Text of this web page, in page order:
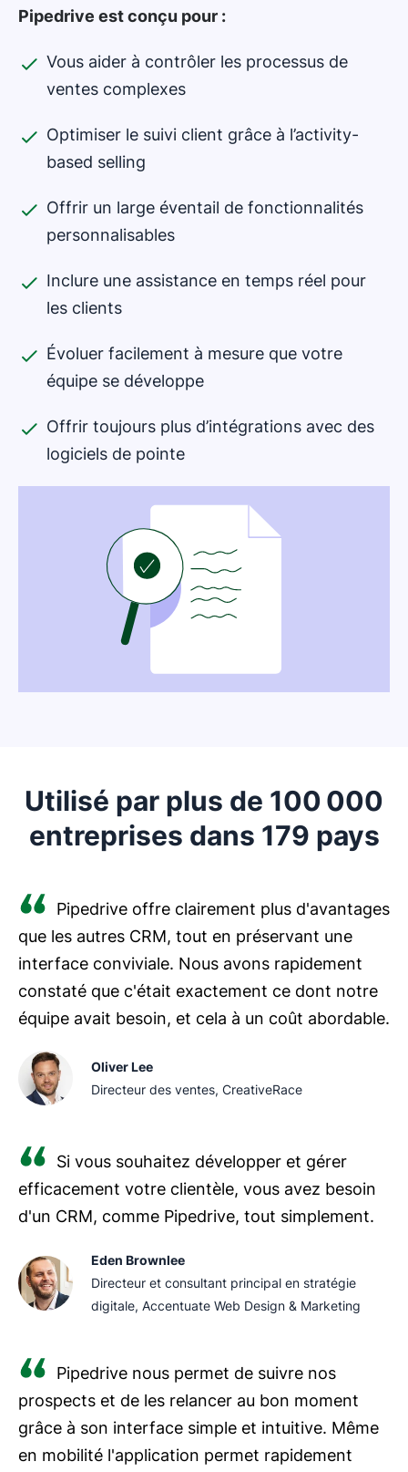
attentes avant qu'il n'éprouve le besoin de contacter
des agences créatives, des entreprises de e-
fabricants, des agences immobilières, etc.
Pipedrive est conçu pour :
Vous aider à contrôler les processus de
ventes complexes
Optimiser le suivi client grâce à l’activity-
based selling
Offrir un large éventail de fonctionnalités
personnalisables
Inclure une assistance en temps réel pour
les clients
Évoluer facilement à mesure que votre
équipe se développe
Offrir toujours plus d’intégrations avec des
logiciels de pointe
Utilisé par plus de 100 000
entreprises dans 179 pays
Pipedrive offre clairement plus d'avantages
que les autres CRM, tout en préservant une
interface conviviale. Nous avons rapidement
constaté que c'était exactement ce dont notre
équipe avait besoin, et cela à un coût abordable.
Oliver Lee
Directeur des ventes, CreativeRace
Si vous souhaitez développer et gérer
efficacement votre clientèle, vous avez besoin
d'un CRM, comme Pipedrive, tout simplement.
Eden Brownlee
Directeur et consultant principal en stratégie
digitale, Accentuate Web Design & Marketing
Pipedrive nous permet de suivre nos
prospects et de les relancer au bon moment
grâce à son interface simple et intuitive. Même
en mobilité l'application permet rapidement